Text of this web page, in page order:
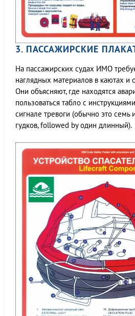
3. ПАССАЖИРСКИЕ
На пассажирских судах ИМО
наглядных материалов в каютах и
Они объясняют, где находятся
пользоваться табло с
сигнале тревоги (обычно это семь
гудков, followed by один длинный).